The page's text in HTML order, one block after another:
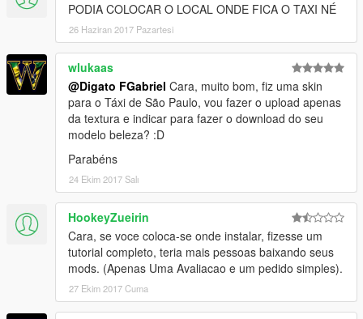
PODIA COLOCAR O LOCAL ONDE FICA O TAXI NÉ
26 Haziran 2017 Pazartesi
wlukaas
@Digato FGabriel Cara, muito bom, fiz uma skin
para o Táxi de São Paulo, vou fazer o upload apenas
da textura e indicar para fazer o download do seu
modelo beleza? :D
Parabéns
24 Ekim 2017 Salı
HookeyZueirin
Cara, se voce coloca-se onde instalar, fizesse um
tutorial completo, teria mais pessoas baixando seus
mods. (Apenas Uma Avaliacao e um pedido simples).
27 Ekim 2017 Cuma